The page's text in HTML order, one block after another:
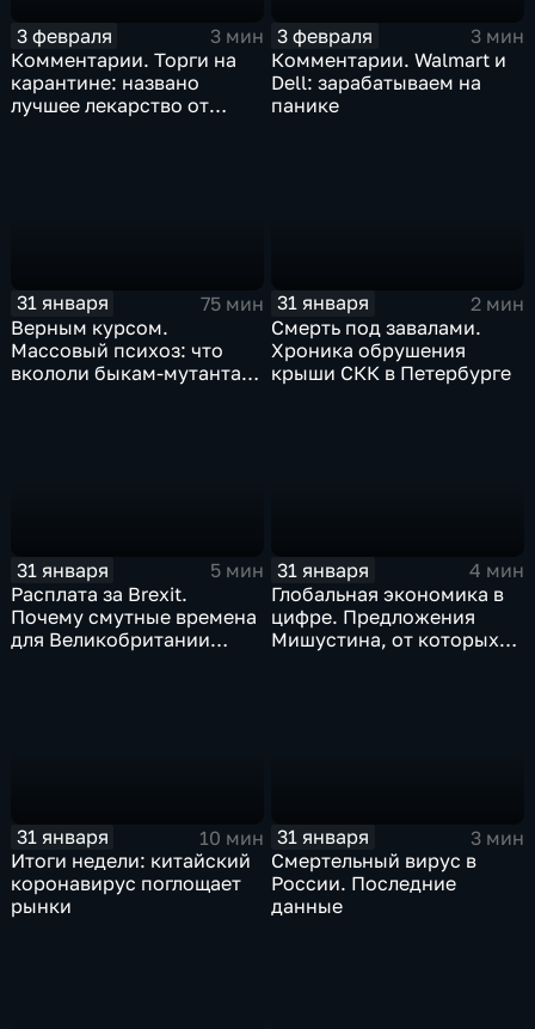
3 февраля
3 мин
Комментарии. Торги на
карантине: названо
лучшее лекарство от
3 февраля
3 мин
Комментарии. Walmart и
Dell: зарабатываем на
панике
31 января
75 мин
Верным курсом.
Массовый психоз: что
вкололи быкам-мутантам,
31 января
2 мин
Смерть под завалами.
Хроника обрушения
крыши СКК в Петербурге
31 января
5 мин
Расплата за Brexit.
Почему смутные времена
для Великобритании
31 января
4 мин
Глобальная экономика в
цифре. Предложения
Мишустина, от которых
31 января
10 мин
Итоги недели: китайский
коронавирус поглощает
рынки
31 января
3 мин
Смертельный вирус в
России. Последние
данные